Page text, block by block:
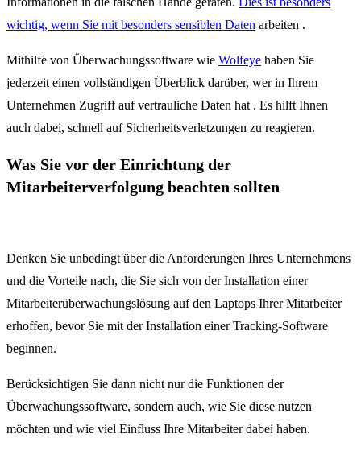
wichtig, wenn Sie mit besonders sensiblen Daten arbeiten .
Mithilfe von Überwachungssoftware wie Wolfeye haben Sie
jederzeit einen vollständigen Überblick darüber, wer in Ihrem
Unternehmen Zugriff auf vertrauliche Daten hat . Es hilft Ihnen
auch dabei, schnell auf Sicherheitsverletzungen zu reagieren.
Was Sie vor der Einrichtung der
Mitarbeiterverfolgung beachten sollten
Denken Sie unbedingt über die Anforderungen Ihres Unternehmens
und die Vorteile nach, die Sie sich von der Installation einer
Mitarbeiterüberwachungslösung auf den Laptops Ihrer Mitarbeiter
erhoffen, bevor Sie mit der Installation einer Tracking-Software
beginnen.
Berücksichtigen Sie dann nicht nur die Funktionen der
Überwachungssoftware, sondern auch, wie Sie diese nutzen
möchten und wie viel Einfluss Ihre Mitarbeiter dabei haben.